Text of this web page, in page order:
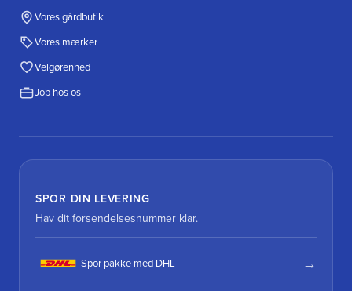
Vores gårdbutik
Vores mærker
Velgørenhed
Job hos os
SPOR DIN LEVERING
Hav dit forsendelsesnummer klar.
Spor pakke med DHL